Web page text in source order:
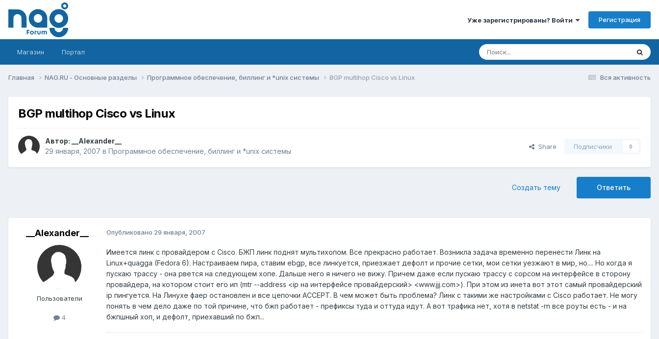
Уже зарегистрированы? Войти Регистрация
Магазин Портал
Вся активность
Главная NAG.RU - Основные разделы Программное обеспечение, биллинг и *unix системы BGP multihop Cisco vs Linux
BGP multihop Cisco vs Linux
Автор:
__Alexander__
29 января, 2007 в Программное обеспечение, биллинг и *unix системы
Share Подписчики 0
Ответить
Создать тему
__Alexander__
Пользователи
4
Опубликовано 29 января, 2007
Имеется линк с провайдером с Cisco. БЖП линк поднят мультихопом. Все прекрасно работает. Возникла задача временно перенести Линк на
Linux+quagga (Fedora 6). Настраиваем пира, ставим ebgp, все линкуется, приезжает дефолт и прочие сетки, мои сетки уезжают в мир, но.... Но когда я
пускаю трассу - она рвется на следующем хопе. Дальше него я ничего не вижу. Причем даже если пускаю трассу с сорсом на интерфейсе в сторону
провайдера, на котором стоит его ип (mtr --address <ip на интерфейсе провайдерский> <www.jjj.com>). При этом из инета вот этот самый провайдерский
ip пингуется. На Линухе фаер остановлен и все цепочки ACCEPT. В чем может быть проблема? Линк с такими же настройками с Cisco работает. Не могу
понять в чем дело даже по той причине, что бжп работает - префиксы туда и оттуда идут. А вот трафика нет, хотя в netstat -rn все роуты есть - и на
бжпшный хоп, и дефолт, приехавший по бжп...